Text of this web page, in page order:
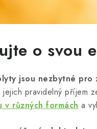
o svou
jsou nezbytné
jejich pravidelný příjem
v různých formách a